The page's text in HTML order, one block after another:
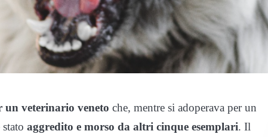
un veterinario veneto che, mentre si adoperava per un
aggredito e morso da altri cinque esemplari. Il